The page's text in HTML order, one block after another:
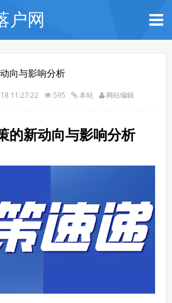
向与影响分析
11:27:22 595 本站 网站编辑
的新动向与影响分析